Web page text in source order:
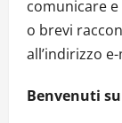
comunicare
o brevi
all’indirizzo
Benvenuti